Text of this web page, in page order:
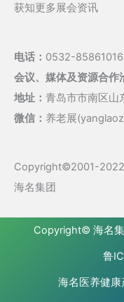
获知更多展会资讯
电话： 0532-85861016
会议、媒体及资源合作
地址： 青岛市市南区山
微信： 养老展
Copyright©2001-2022
海名集团
Copyright© 海名
鲁
海名医养健康